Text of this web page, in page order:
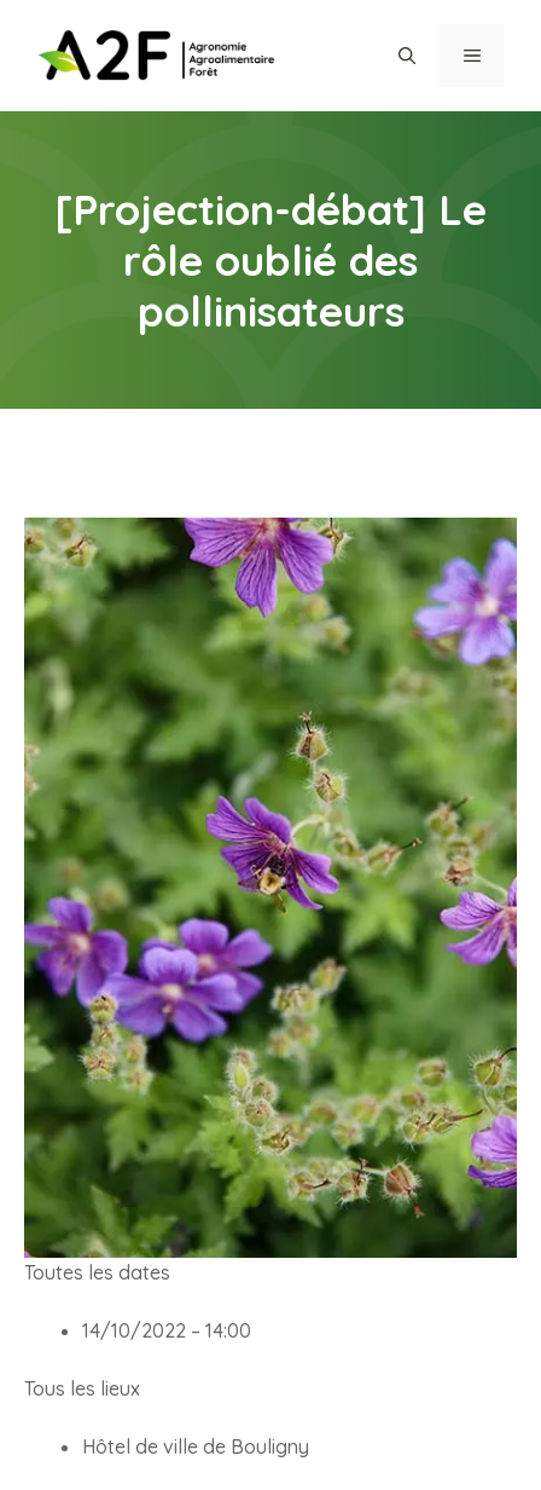
contenu
MENU
[Projection-débat] Le
rôle oublié des
pollinisateurs
Toutes les dates
14/10/2022 – 14:00
Tous les lieux
Hôtel de ville de Bouligny